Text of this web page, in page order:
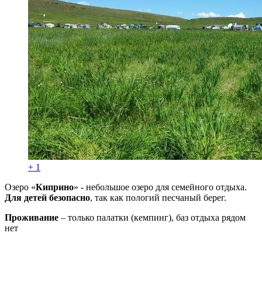
+ 1
Озеро «Киприно» - небольшое озеро для семейного отдыха.
Для детей безопасно, так как пологий песчаный берег.
Проживание – только палатки (кемпинг), баз отдыха рядом
нет